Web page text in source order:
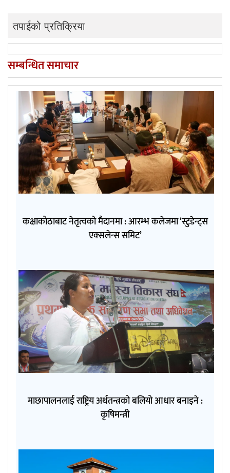
तपाईको प्रतिक्रिया
सम्बन्धित समाचार
कक्षाकोठाबाट नेतृत्वको मैदानमा : आरम्भ कलेजमा ‘स्टुडेन्ट्स
एक्सलेन्स समिट’
माछापालनलाई राष्ट्रिय अर्थतन्त्रको बलियो आधार बनाइने :
कृषिमन्त्री